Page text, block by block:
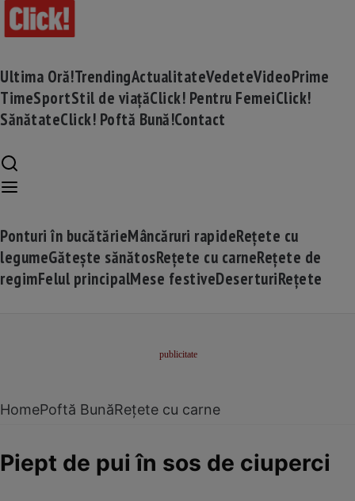
Ultima Oră!TrendingActualitateVedeteVideoPrime
TimeSportStil de viațăClick! Pentru FemeiClick!
SănătateClick! Poftă Bună!Contact
Ponturi în bucătărieMâncăruri rapideRețete cu
legumeGătește sănătosRețete cu carneRețete de
regimFelul principalMese festiveDeserturiRețete
HomePoftă BunăRețete cu carne
Piept de pui în sos de ciuperci